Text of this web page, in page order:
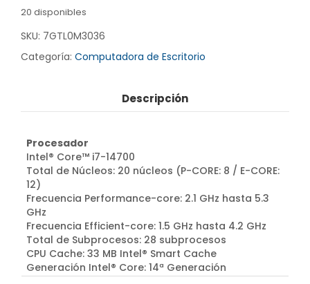
20 disponibles
SKU: 7GTL0M3036
Categoría: Computadora de Escritorio
Descripción
Procesador
Intel® Core™ i7-14700
Total de Núcleos: 20 núcleos (P-CORE: 8 / E-CORE:
12)
Frecuencia Performance-core: 2.1 GHz hasta 5.3
GHz
Frecuencia Efficient-core: 1.5 GHz hasta 4.2 GHz
Total de Subprocesos: 28 subprocesos
CPU Cache: 33 MB Intel® Smart Cache
Generación Intel® Core: 14ª Generación